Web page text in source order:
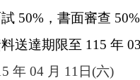
試 50%，書面審查 50%
送達期限至 115 年
年 04 月 11日(六)